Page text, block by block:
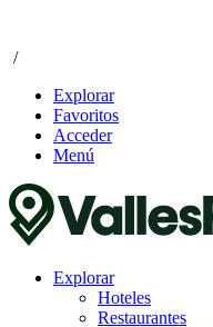
/
Explorar
Favoritos
Acceder
Menú
Explorar
Hoteles
Restaurantes